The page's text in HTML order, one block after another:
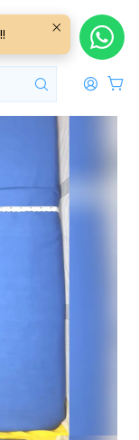
Azul 3 Piezas